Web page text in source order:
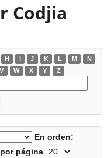
Codjia
H I J K L M
N
V W X Y Z
En orden:
página